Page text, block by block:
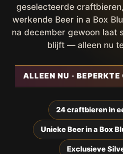
geselecteerde
werkende Beer in a Box
na december gewoon laat
blijft — alleen nu
ALLEEN NU ·
24 craftbieren in
Unieke Beer in a Box
Exclusieve